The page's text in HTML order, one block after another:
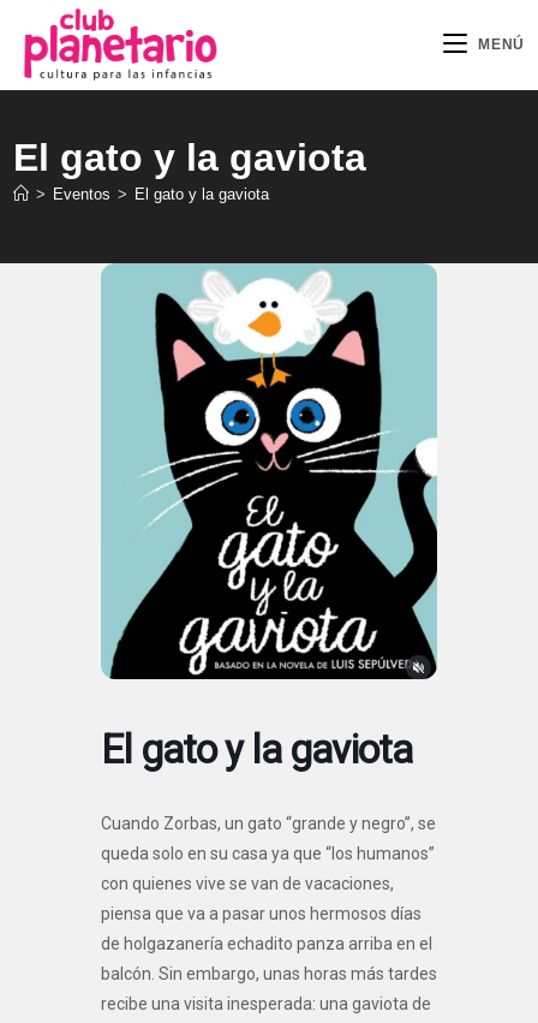
contenido
MENÚ
El gato y la gaviota
> Eventos > El gato y la gaviota
El gato y la gaviota
Cuando Zorbas, un gato “grande y negro”, se
queda solo en su casa ya que “los humanos”
con quienes vive se van de vacaciones,
piensa que va a pasar unos hermosos días
de holgazanería echadito panza arriba en el
balcón. Sin embargo, unas horas más tardes
recibe una visita inesperada: una gaviota de